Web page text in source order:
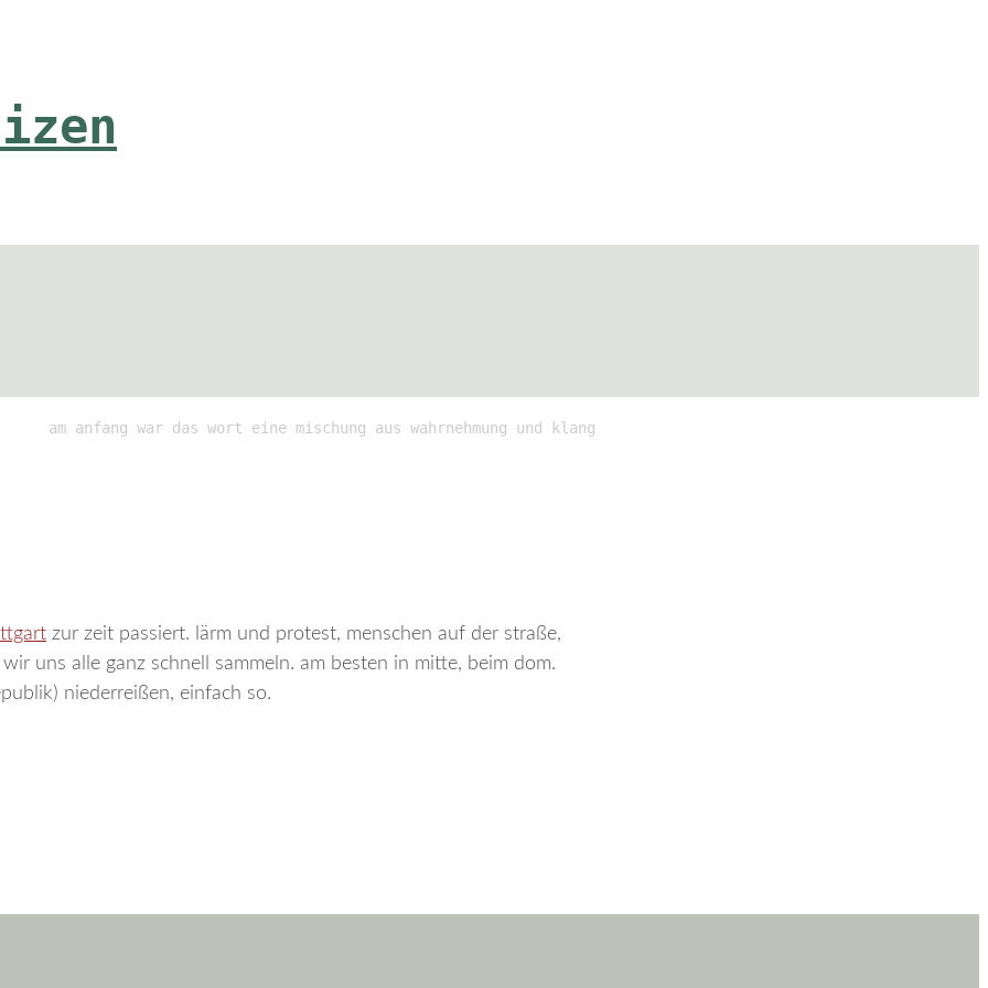
am anfang war das wort eine mischung aus wahrnehmung und klang
zur zeit passiert. lärm und protest, menschen auf der straße,
uns alle ganz schnell sammeln. am besten in mitte, beim dom.
niederreißen, einfach so.